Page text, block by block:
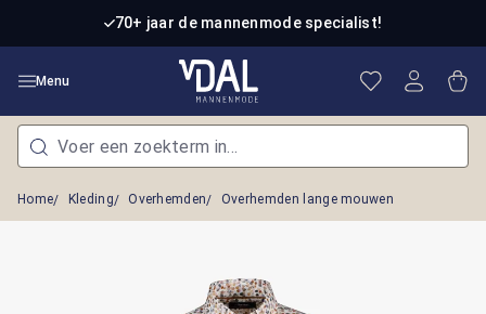
Ga naar de hoofdinhoud70+ jaar de mannenmode specialist!
Menu Je hebt 0
Home Kleding Overhemden Overhemden lange mouwen